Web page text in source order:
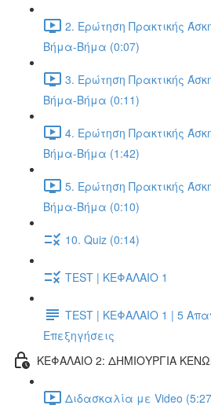
2. Ερώτηση Πρακτικής
Βήμα-Βήμα (0:07)
3. Ερώτηση Πρακτικής
Βήμα-Βήμα (0:11)
4. Ερώτηση Πρακτικής
Βήμα-Βήμα (1:42)
5. Ερώτηση Πρακτικής
Βήμα-Βήμα (0:10)
10. Quiz (0:14)
TEST | ΚΕΦΑΛΑΙΟ 1
TEST | ΚΕΦΑΛΑΙΟ 1 | 5
Επεξηγήσεις
ΚΕΦΑΛΑΙΟ 2: ΔΗΜΙΟΥΡΓΙΑ
Διδασκαλία με Video